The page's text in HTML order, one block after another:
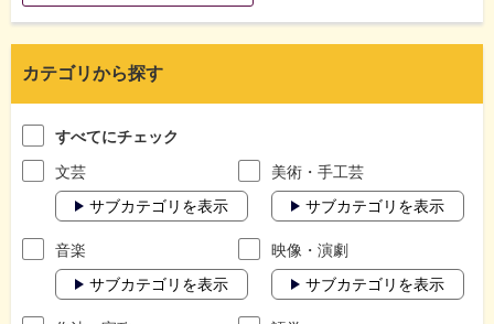
カテゴリから探す
すべてにチェック
文芸
サブカテゴリを表示
美術・手工芸
サブカテゴリを表示
音楽
サブカテゴリを表示
映像・演劇
サブカテゴリを表示